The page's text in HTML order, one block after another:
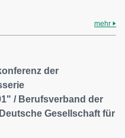
mehr
der
/ Berufsverband der
Gesellschaft für